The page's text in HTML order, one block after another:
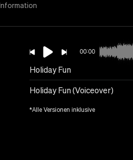
Information
00:00
Holiday Fun
Holiday Fun (Voiceover)
*Alle Versionen inklusive